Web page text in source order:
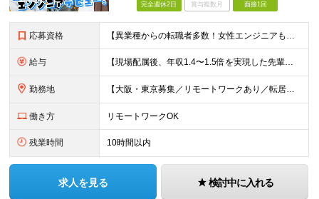
完全週休2日 賞与複数月 面接1回
応募資格 【異業種からの転職者多数！女性エンジニアも活躍中】 ◆学歴不問 ◆未経験OK ≪こんな方を歓迎しています≫ ◎未経験から成長できる環境で活躍したい方 ◎大学やスクールでIT系のスキルを学んだことのあ
給与 【現場配属後、年収1.4〜1.5倍を実現した先輩も！残業代全額支給】 ◆給与は経験やスキルに応じて決定します ◆年俸制250万円～350万円（1/12を月々支給） ≪年収UPの例≫ ◎飲食業からのキ
勤務地 【大阪・東京募集／リモートワークあり／転居を伴う転勤なし】 東京本社、大阪事務所、または東京23区内・関西（大阪・兵庫）の各クライアント先勤務 ◆入社後、約1年間はクライアント先ではなく 自社内（東
働き方 リモートワークOK
残業時間 10時間以内
求人を見る 検討中に入れる